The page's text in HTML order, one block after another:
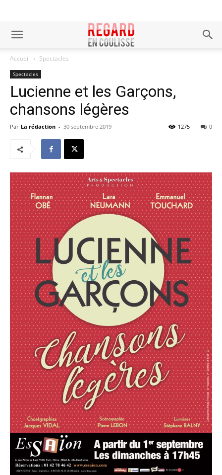
Accueil Spectacles
Spectacles
Lucienne et les Garçons,
chansons légères
Par La rédaction - 30 septembre 2019 0
1275